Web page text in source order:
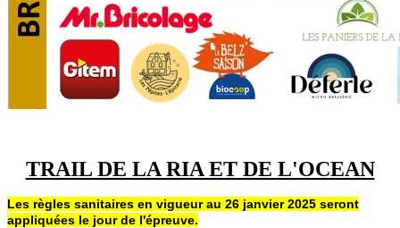
TRAIL DE LA RIA ET DE L'OCEAN
Les règles sanitaires en vigueur au 26 janvier 2025 seront
appliquées le jour de l'épreuve.